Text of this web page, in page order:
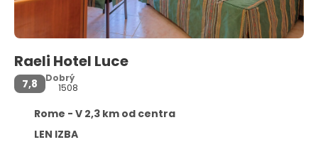
Raeli Hotel Luce
7,8
Dobrý
1508
Rome - V 2,3 km od centra
LEN IZBA